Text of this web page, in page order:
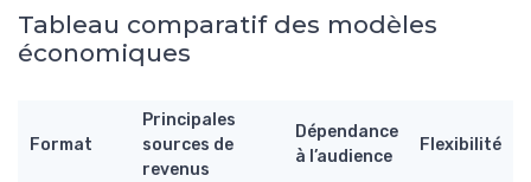
Tableau comparatif des modèles
économiques
Format
Principales
sources de
revenus
Dépendance
à l’audience
Flexibilité